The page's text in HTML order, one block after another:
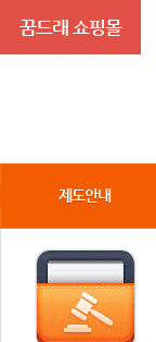
꿈드래 쇼핑몰
제도안내